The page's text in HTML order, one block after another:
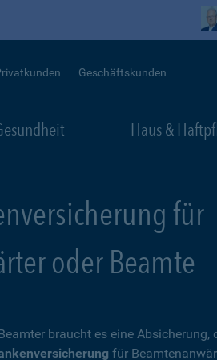
Geschäftskunden
Haus &
für
oder Beamte
braucht es eine Absicherung,
für